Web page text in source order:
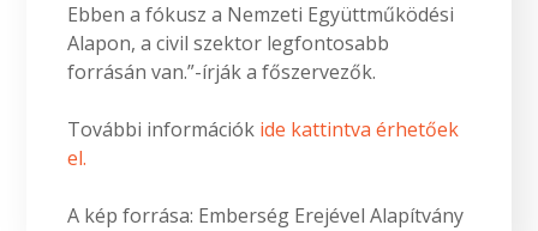
Ebben a fókusz a Nemzeti Együttműködési
Alapon, a civil szektor legfontosabb
forrásán van.”-írják a főszervezők.
További információk ide kattintva érhetőek
el.
A kép forrása: Emberség Erejével Alapítvány